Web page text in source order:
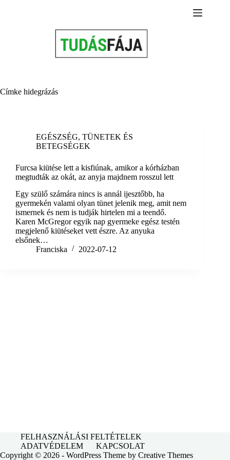
Címke hidegrázás
EGÉSZSÉG, TÜNETEK ÉS
BETEGSÉGEK
Furcsa kiütése lett a kisfiúnak, amikor a kórházban
megtudták az okát, az anyja majdnem rosszul lett
Egy szülő számára nincs is annál ijesztőbb, ha
gyermekén valami olyan tünet jelenik meg, amit nem
ismernek és nem is tudják hirtelen mi a teendő.
Karen McGregor egyik nap gyermeke egész testén
megjelenő kiütéseket vett észre. Az anyuka
elsőnek…
Franciska
2022-07-12
FELHASZNÁLÁSI FELTÉTELEK
ADATVÉDELEM
KAPCSOLAT
Copyright © 2026 - WordPress Theme by Creative Themes